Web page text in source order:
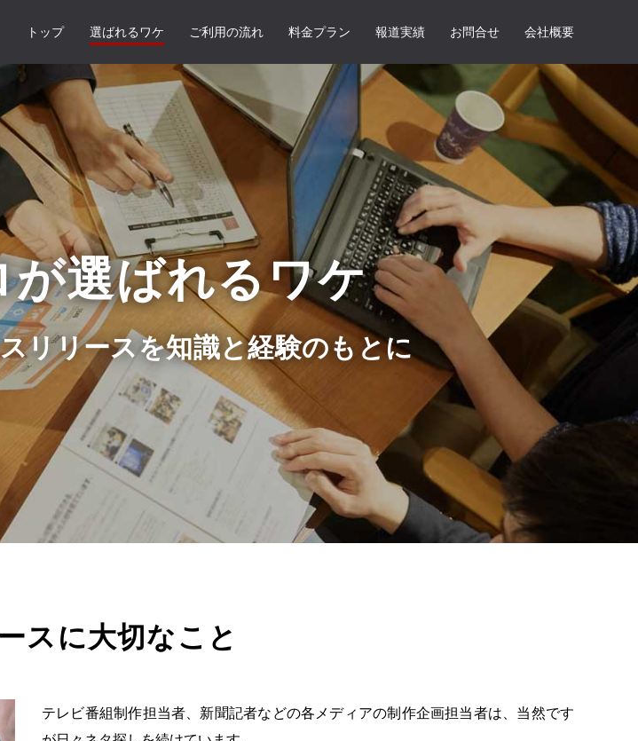
トップ 選ばれるワケ ご利用の流れ 料金プラン 報道実績 お問合せ 会社概要
が選ばれるワケ
リリースを知識と経験のもとに
スに大切なこと
テレビ番組制作担当者、新聞記者などの各メディアの制作企画担当者は、当然です